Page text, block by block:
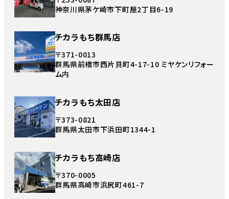
神奈川県茅ケ崎市下町屋2丁目6-19
チカラもち群馬店
〒371-0013
群馬県前橋市西片貝町4-17-10 ミヤケンリフォー
ム内
チカラもち太田店
〒373-0821
群馬県太田市下浜田町1344-1
チカラもち高崎店
〒370-0005
群馬県高崎市浜尻町461-7